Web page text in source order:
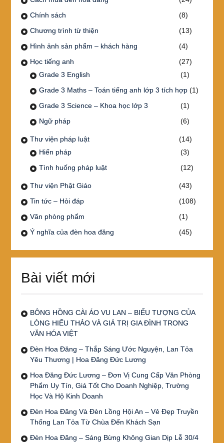
Chính sách
(8)
Chương trình từ thiện
(13)
Hình ảnh sản phẩm – khách hàng
(4)
Học tiếng anh
(27)
Grade 3 English
(1)
Grade 3 Maths – Toán tiếng anh lớp 3 tích hợp(1)
Grade 3 Science – Khoa học lớp 3
(1)
Ngữ pháp
(6)
Thư viện pháp luật
(14)
Hiến pháp
(3)
Tình huống pháp luật
(12)
Thư viện Phật Giáo
(43)
Tin tức – Hỏi đáp
(108)
Văn phòng phẩm
(1)
Ý nghĩa của đèn hoa đăng
(45)
Bài viết mới
BÔNG HỒNG CÀI ÁO VU LAN – BIỂU TƯỢNG CỦA
LÒNG HIẾU THẢO VÀ GIÁ TRỊ GIA ĐÌNH TRONG
VĂN HÓA VIỆT
Đèn Hoa Đăng – Thắp Sáng Ước Nguyện, Lan Tỏa
Yêu Thương | Hoa Đăng Đức Lương
Hoa Đăng Đức Lương – Đơn Vị Cung Cấp Văn Phòng
Phẩm Uy Tín, Giá Tốt Cho Doanh Nghiệp, Trường
Học Và Hộ Kinh Doanh
Đèn Hoa Đăng Và Đèn Lồng Hội An – Vẻ Đẹp Truyền
Thống Lan Tỏa Từ Chùa Đến Khách Sạn
Đèn Hoa Đăng – Sáng Bừng Không Gian Dịp Lễ 30/4